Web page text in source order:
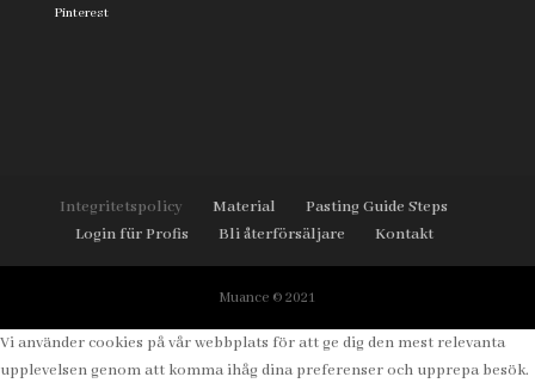
Pinterest
Integritetspolicy Material
Pasting Guide Steps
Login für Profis
Bli återförsäljare Kontakt
Muance © 2021
Vi använder cookies på vår webbplats för att ge dig den mest relevanta
upplevelsen genom att komma ihåg dina preferenser och upprepa besök.